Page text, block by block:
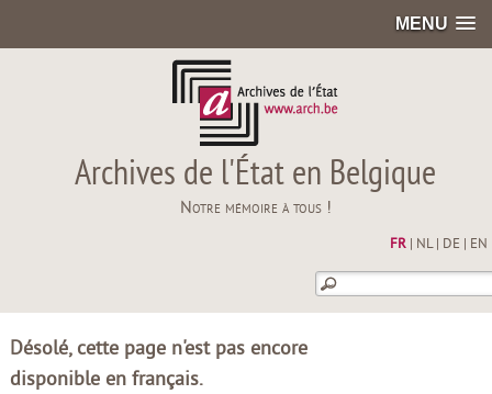
MENU
Archives de l'État en Belgique
Notre mémoire à tous !
FR| NL| DE EN
Désolé, cette page n'est pas encore
disponible en français.